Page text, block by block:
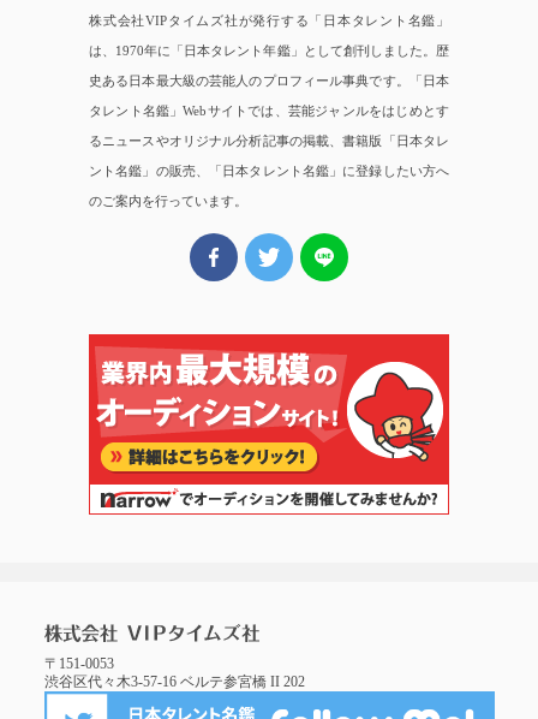
株式会社VIPタイムズ社が発行する「日本タレント名鑑」
は、1970年に「日本タレント年鑑」として創刊しました。歴
史ある日本最大級の芸能人のプロフィール事典です。「日本
タレント名鑑」Webサイトでは、芸能ジャンルをはじめとす
るニュースやオリジナル分析記事の掲載、書籍版「日本タレ
ント名鑑」の販売、「日本タレント名鑑」に登録したい方へ
のご案内を行っています。
〒151-0053
渋谷区代々木3-57-16 ベルテ参宮橋 II 202